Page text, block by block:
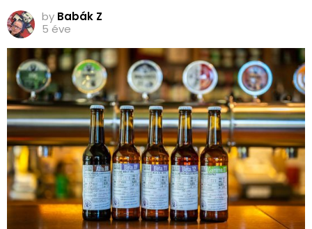
by Babák Z
5 éve